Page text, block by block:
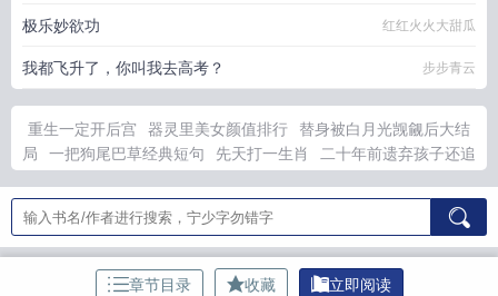
极乐妙欲功 红红火火大甜瓜
我都飞升了，你叫我去高考？ 步步青云
重生一定开后宫 器灵里美女颜值排行
替身被白月光觊觎后大结
局
一把狗尾巴草经典短句 先天打一生肖
二十年前遗弃孩子还追
终总结会议
国航内部年会6 放开那个原始人好看吗
重生我要开
后宫漫画免费阅读
放开那个女孩百度百科
王妃生了三胞胎儿子
的穿越
先天什么意思 病娇爱莉希雅与舰长的爱情探讨与理
易烊
千玺同人合集
动物管理局有实权吗 一朵狗尾巴草27
放开那个
章节目录 收藏 立即阅读